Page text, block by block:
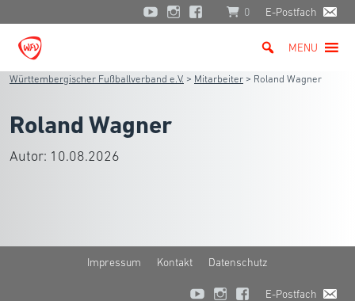
0 E-Postfach
MENU
Württembergischer Fußballverband e.V. > Mitarbeiter > Roland Wagner
Roland Wagner
Autor: 10.08.2026
Impressum Kontakt Datenschutz
E-Postfach